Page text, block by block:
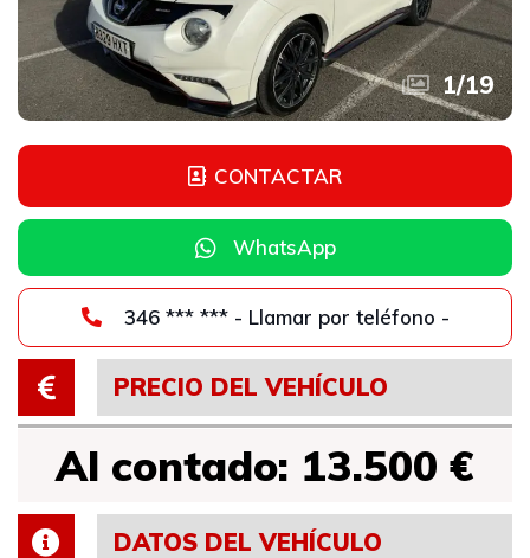
1/19
CONTACTAR
WhatsApp
346 *** *** - Llamar por teléfono -
PRECIO DEL VEHÍCULO
Al contado: 13.500 €
DATOS DEL VEHÍCULO